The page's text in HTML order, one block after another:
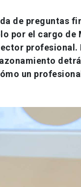
de preguntas
por el cargo de
profesional.
un